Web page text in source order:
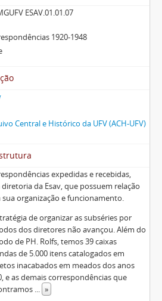
ESAV.01.01.07
1920-1948
Central e Histórico da UFV (ACH-UFV)
expedidas e recebidas,
diretoria da Esav, que possuem relação
sua organização e funcionamento.
de organizar as subséries por
dos diretores não avançou. Além do
de PH. Rolfs, temos 39 caixas
de 5.000 itens catalogados em
inacabados em meados dos anos
e as demais correspondências que
... »